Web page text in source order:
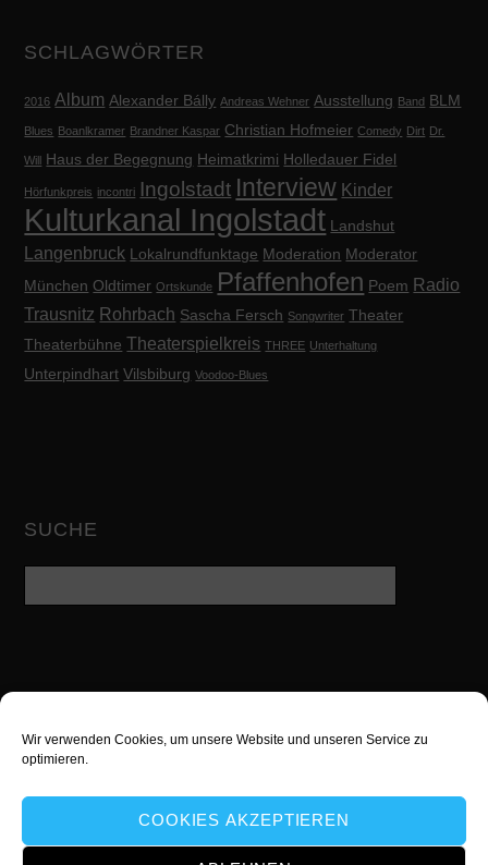
Wir verwenden Cookies, um unsere Website und unseren Service zu
optimieren.
COOKIES AKZEPTIEREN
SCHLAGWÖRTER
2016 Album Alexander Bálly Andreas Wehner Ausstellung Band BLM
Blues Boanlkramer Brandner Kaspar Christian Hofmeier Comedy Dirt Dr.
Will Haus der Begegnung Heimatkrimi Holledauer Fidel
Hörfunkpreis incontri Ingolstadt Interview Kinder
Kulturkanal Ingolstadt Landshut
Langenbruck Lokalrundfunktage Moderation Moderator
München Oldtimer Ortskunde Pfaffenhofen Poem Radio
Trausnitz Rohrbach Sascha Fersch Songwriter Theater
Theaterbühne Theaterspielkreis THREE Unterhaltung
Unterpindhart Vilsbiburg Voodoo-Blues
SUCHE
Twitter Facebook Google
YouTube instagram Xing